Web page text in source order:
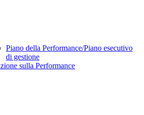
Piano della Performance/Piano esecutivo
di gestione
sulla Performance